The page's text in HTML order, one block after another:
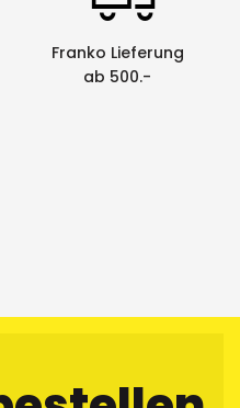
Franko Lieferung
ab 500.-